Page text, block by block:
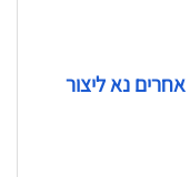
נא ליצור